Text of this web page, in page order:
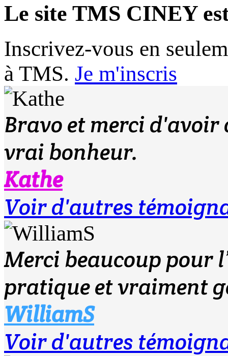
Le site TMS CINEY
Inscrivez-vous en
à TMS. Je m'inscris
Bravo et merci d'avoir
vrai bonheur.
Kathe
Voir d'autres
Merci beaucoup pour
pratique et vraiment
WilliamS
Voir d'autres